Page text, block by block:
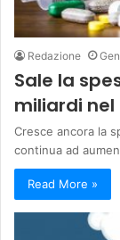
Redazione
Sale la
miliardi nel
Cresce ancora la
continua ad
Read More »